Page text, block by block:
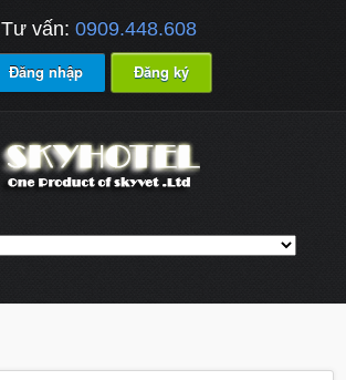
Tư vấn: 0909.448.608
Đăng nhập Đăng ký